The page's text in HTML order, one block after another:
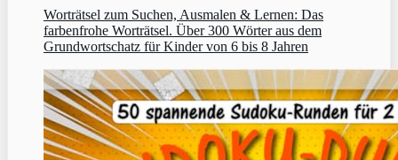
Worträtsel zum Suchen, Ausmalen & Lernen: Das
farbenfrohe Worträtsel. Über 300 Wörter aus dem
Grundwortschatz für Kinder von 6 bis 8 Jahren